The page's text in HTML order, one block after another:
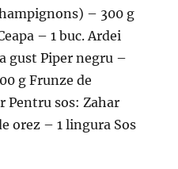
– 300 g
– 1 buc. Ardei
gust Piper negru –
g Frunze de
Pentru sos: Zahar
orez – 1 lingura Sos
de post – Orez cu